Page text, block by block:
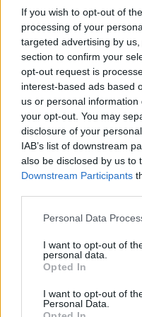
If you wish to opt-out of
processing of your
targeted advertising by
section to confirm your
opt-out request is
interest-based ads based
us or personal
your opt-out. You may
disclosure of your
IAB’s list of downstream
also be disclosed by us to
Downstream Participants
Please note that this
not limited to your visit or
grant or deny consent to
use your data for below
consent section.
Personal Data
I want to opt-out of
personal data.
Opted In
I want to opt-out of
Personal Data.
Τις μέρες που
διάφορα σημεία στη
ένας ιερέας την
το Ιπποκράτειο,
απομακρύνθηκε.
Παράλληλα, αυτόπτες
είδαν να περπατάει
«Κινείται συνέχεια
Όπως αποκάλυψε η
στην Αθήνα τα
επιστρέψει στη
εταιρεία